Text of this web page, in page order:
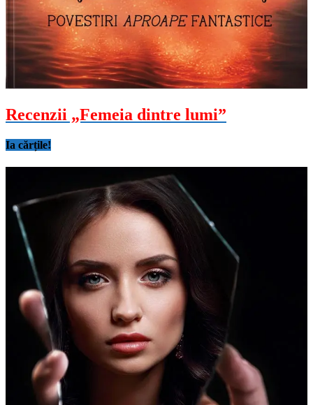
Recenzii „Femeia dintre lumi”
Ia cărțile!